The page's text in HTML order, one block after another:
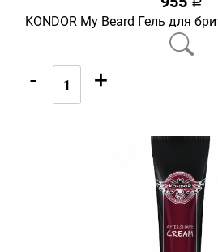
a
KONDOR My Beard Гель для
- +